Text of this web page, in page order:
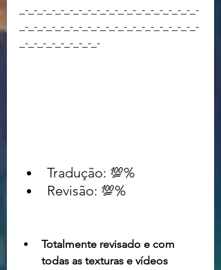
_-_-_-_-_-_-_-_-_-_-_-_-_-_-_-_-_-_-_-_-
_-_-_-_-_-_-_-_-_-_-_-_-_-_-_-_-_-_-_-_-
_-_-_-_-_-_-_-_-_-
Revisão: 💯%
Totalmente revisado e com
todas as texturas e vídeos